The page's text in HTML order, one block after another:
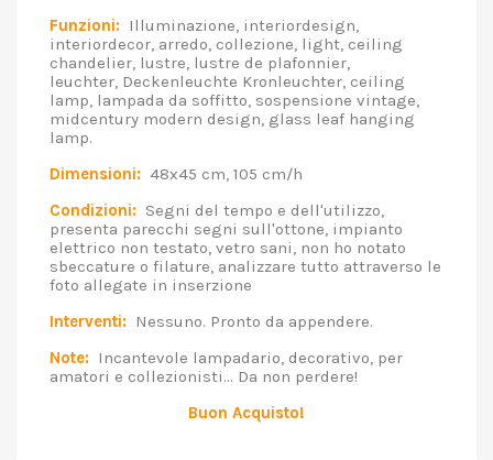
Funzioni: Illuminazione, interiordesign,
interiordecor, arredo, collezione, light, ceiling
chandelier, lustre, lustre de plafonnier,
leuchter, Deckenleuchte Kronleuchter, ceiling
lamp, lampada da soffitto, sospensione vintage,
midcentury modern design, glass leaf hanging
lamp.
Dimensioni: 48x45 cm, 105 cm/h
Condizioni: Segni del tempo e dell'utilizzo,
presenta parecchi segni sull'ottone, impianto
elettrico non testato, vetro sani, non ho notato
sbeccature o filature, analizzare tutto attraverso le
foto allegate in inserzione
Interventi: Nessuno. Pronto da appendere.
Note: Incantevole lampadario, decorativo, per
amatori e collezionisti... Da non perdere!
Buon Acquisto!